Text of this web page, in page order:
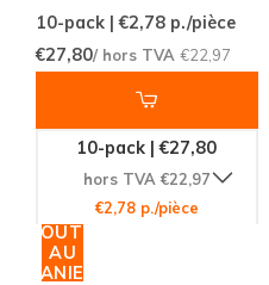
10-pack | €2,78 p./pièce
€27,80/ hors TVA €22,97
10-pack | €27,80
hors TVA €22,97
€2,78 p./pièce
AJOUTER
AU
PANIER